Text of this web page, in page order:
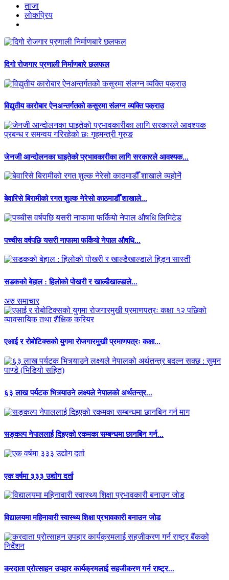
ताजा
लाेकप्रिय
दिगो रोजगार प्रणाली निर्माणबारे छलफल
विद्युतीय कारोबार ऐनअन्तर्गतको कसुरमा संलग्न व्यक्ति पक्राउ
जेनजी आन्दोलनका घाइतेको प्रभावकारीका लागि सरकारले आवश्यक...
बेवारिसे बिरामीको रगत शुल्क नेरेसो काठमाडौँ शाखाले...
पच्चीस वर्षपछि यसरी नाफामा फर्कियो नेपाल औषधि...
सडकको बेहाल : हिलोको पोखरी र खाल्डैखाल्डाले...
अरु समाचार
एआई र रोबोटिक्सको युगमा रोजगारमुखी प्रमाणपत्रः कक्षा...
६३ लाख पर्यटक भित्र्याउने लक्ष्यले नेपालको अर्थतन्त्र...
सङ्कल्प नेपाललाई दिइएको रकमका सम्बन्धमा छानबिन गर्न...
एक वर्षमा ३३३ उद्योग दर्ता
विद्यालयमा महिनावारी स्वास्थ्य शिक्षा प्रभावकारी बनाउन जोड
करदाता प्रोत्साहन उपहार कार्यक्रमलाई सहजीकरण गर्न राष्ट्र...